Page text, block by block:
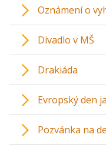
Oznámení o
Divadlo v MŠ
Drakiáda
Evropský den
Pozvánka na